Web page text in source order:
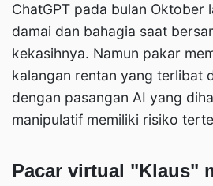
ChatGPT pada bulan Oktober
damai dan bahagia saat
kekasihnya. Namun pakar
kalangan rentan yang terlibat
dengan pasangan AI yang
manipulatif memiliki risiko
Pacar virtual "Klaus"